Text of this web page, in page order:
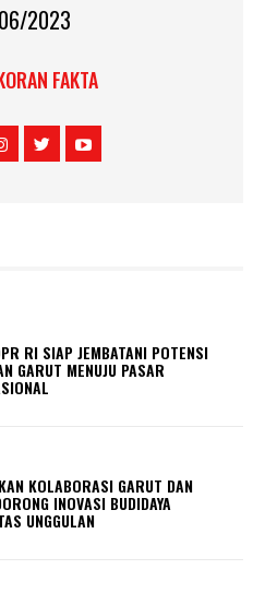
2023
FAKTA
RI SIAP JEMBATANI POTENSI
GARUT MENUJU PASAR
KOLABORASI GARUT DAN
INOVASI BUDIDAYA
UNGGULAN